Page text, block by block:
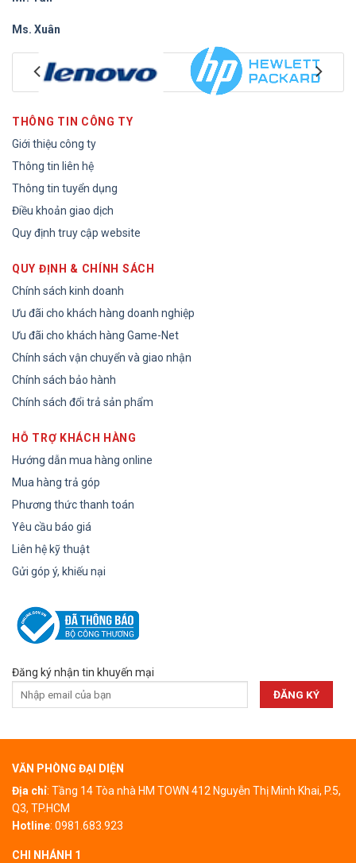
Ms. Xuân
THÔNG TIN CÔNG TY
Giới thiệu công ty
Thông tin liên hệ
Thông tin tuyển dụng
Điều khoản giao dịch
Quy định truy cập website
QUY ĐỊNH & CHÍNH SÁCH
Chính sách kinh doanh
Ưu đãi cho khách hàng doanh nghiệp
Ưu đãi cho khách hàng Game-Net
Chính sách vận chuyển và giao nhận
Chính sách bảo hành
Chính sách đổi trả sản phẩm
HỖ TRỢ KHÁCH HÀNG
Hướng dẫn mua hàng online
Mua hàng trả góp
Phương thức thanh toán
Yêu cầu báo giá
Liên hệ kỹ thuật
Gửi góp ý, khiếu nại
Đăng ký nhận tin khuyến mại
VĂN PHÒNG ĐẠI DIỆN
Địa chỉ: Tầng 14 Tòa nhà HM TOWN 412 Nguyễn Thị Minh Khai, P.5,
Q3, TP.HCM
Hotline: 0981.683.923
CHI NHÁNH 1